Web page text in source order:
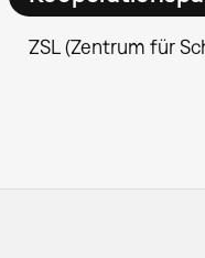
ZSL (Zentrum für